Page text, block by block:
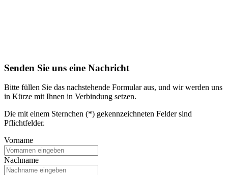
Senden Sie uns eine Nachricht
Bitte füllen Sie das nachstehende Formular aus, und wir werden uns
in Kürze mit Ihnen in Verbindung setzen.
Die mit einem Sternchen (*) gekennzeichneten Felder sind
Pflichtfelder.
Vorname
Nachname